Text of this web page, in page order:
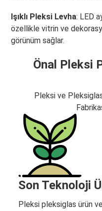
Işıklı Pleksi Levha: LED
özellikle vitrin ve
görünüm sağlar.
Önal Pleksi
Pleksi ve
Son Teknoloji
Pleksi pleksiglas ürün